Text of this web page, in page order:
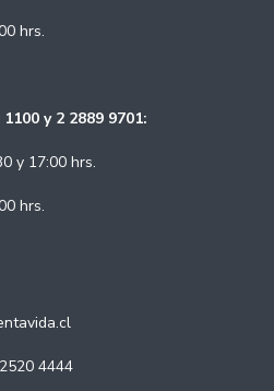
hrs.
y 2 2889 9701:
y 17:00 hrs.
hrs.
4444